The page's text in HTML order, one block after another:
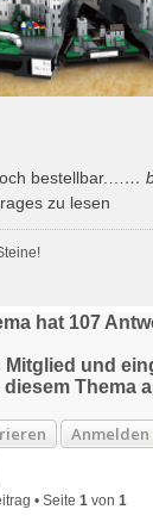
bestellbar.……
zu lesen
hat 107
und
Thema
Anmelden
• Seite 1 von 1